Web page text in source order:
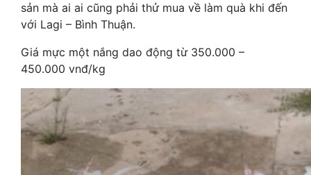
sản mà ai ai cũng phải thử mua về làm quà khi đến
với Lagi – Bình Thuận.
Giá mực một nắng dao động từ 350.000 –
450.000 vnđ/kg